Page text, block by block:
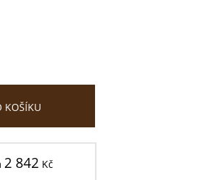
KOŠÍKU
2 842 Kč